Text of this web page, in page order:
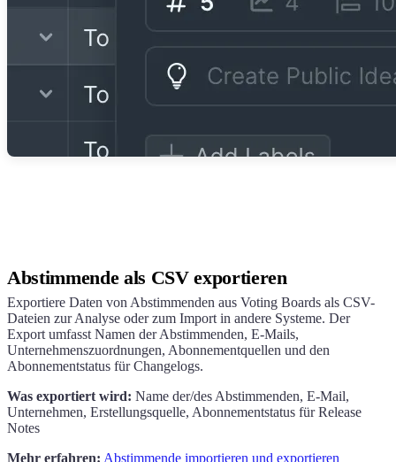
Abstimmende als CSV exportieren
Exportiere Daten von Abstimmenden aus Voting Boards als CSV-
Dateien zur Analyse oder zum Import in andere Systeme. Der
Export umfasst Namen der Abstimmenden, E-Mails,
Unternehmenszuordnungen, Abonnementquellen und den
Abonnementstatus für Changelogs.
Was exportiert wird: Name der/des Abstimmenden, E-Mail,
Unternehmen, Erstellungsquelle, Abonnementstatus für Release
Notes
Mehr erfahren: Abstimmende importieren und exportieren